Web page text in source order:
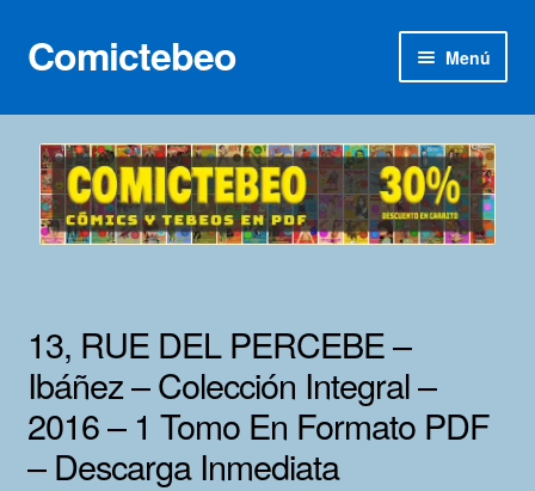
Ir
a
Ir
al
Comictebeo Menú
Inicio
Categorías
Franco-Belga
Lotes 100
Adultos
13, RUE DEL PERCEBE –
Ibáñez – Colección Integral –
2016 – 1 Tomo En Formato PDF
– Descarga Inmediata